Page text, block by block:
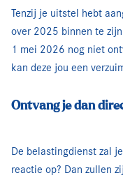
Tenzij je uitstel hebt
over 2025 binnen te
1 mei 2026 nog niet
kan deze jou een
Ontvang je dan
De belastingdienst zal
reactie op? Dan zullen